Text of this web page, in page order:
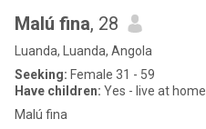
Malú fina, 28
Luanda, Luanda, Angola
Seeking: Female 31 - 59
Have children: Yes - live at home
Malú fina